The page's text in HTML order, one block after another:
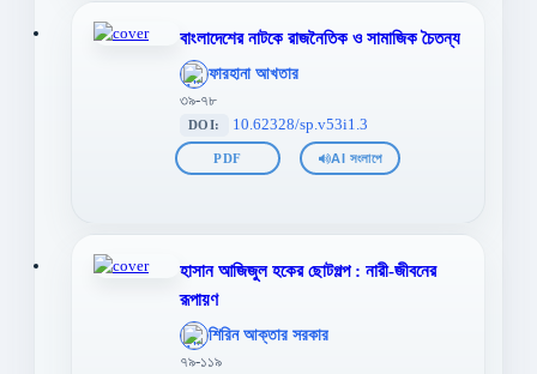
বাংলাদেশের নাটকে রাজনৈতিক ও সামাজিক চৈতন্য
';
};">
ফারহানা আখতার
৩৯-৭৮
DOI: 10.62328/sp.v53i1.3
PDF AI সংলাপে
হাসান আজিজুল হকের ছোটগল্প : নারী-জীবনের
রূপায়ণ
';
};">
শিরিন আক্তার সরকার
৭৯-১১৯